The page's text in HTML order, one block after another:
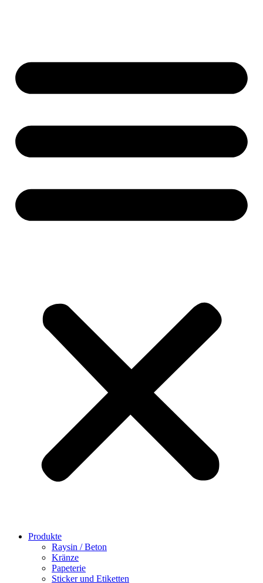
Produkte
Raysin / Beton
Kränze
Papeterie
Sticker und Etiketten